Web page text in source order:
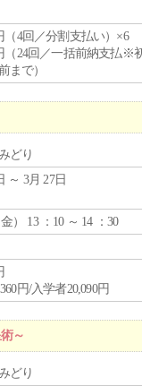
（4回／分割支払い）×6
（24回／一括前納支払※
まで）
どり
～ 3月 27日
金） 13 ：10 ～ 14 ：30
円/入学者20,090円
～
どり